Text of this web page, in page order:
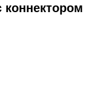
коннектором